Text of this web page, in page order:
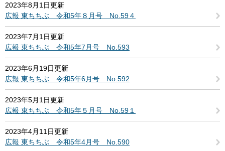
2023年8月1日更新
広報 東ちちぶ 令和5年８月号 No.59４
2023年7月1日更新
広報 東ちちぶ 令和5年7月号 No.593
2023年6月19日更新
広報 東ちちぶ 令和5年6月号 No.592
2023年5月1日更新
広報 東ちちぶ 令和5年５月号 No.59１
2023年4月11日更新
広報 東ちちぶ 令和5年4月号 No.590